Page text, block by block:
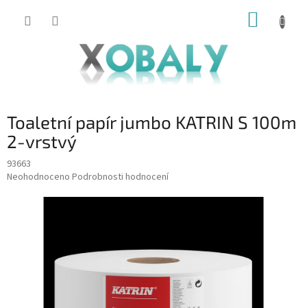
KOŠÍK
Toaletní papír jumbo KATRIN S 100m
2-vrstvý
93663
Průměrné
Neohodnoceno Podrobnosti hodnocení